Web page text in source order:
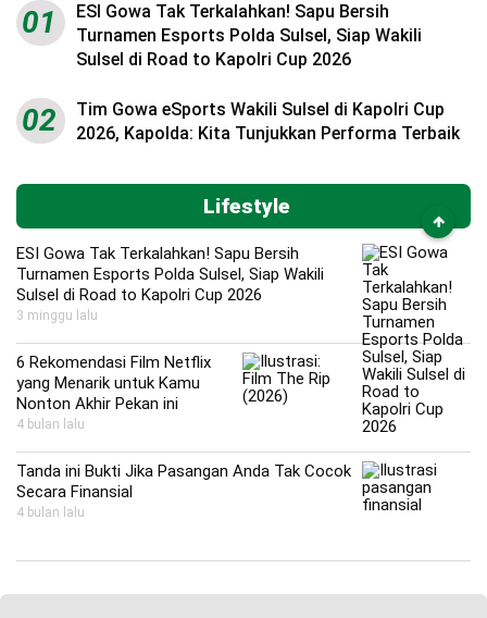
01
ESI Gowa Tak Terkalahkan! Sapu Bersih
Turnamen Esports Polda Sulsel, Siap Wakili
Sulsel di Road to Kapolri Cup 2026
02
Tim Gowa eSports Wakili Sulsel di Kapolri Cup
2026, Kapolda: Kita Tunjukkan Performa Terbaik
Lifestyle
ESI Gowa Tak Terkalahkan! Sapu Bersih
Turnamen Esports Polda Sulsel, Siap Wakili
Sulsel di Road to Kapolri Cup 2026
3 minggu lalu
6 Rekomendasi Film Netflix
yang Menarik untuk Kamu
Nonton Akhir Pekan ini
4 bulan lalu
Tanda ini Bukti Jika Pasangan Anda Tak Cocok
Secara Finansial
4 bulan lalu